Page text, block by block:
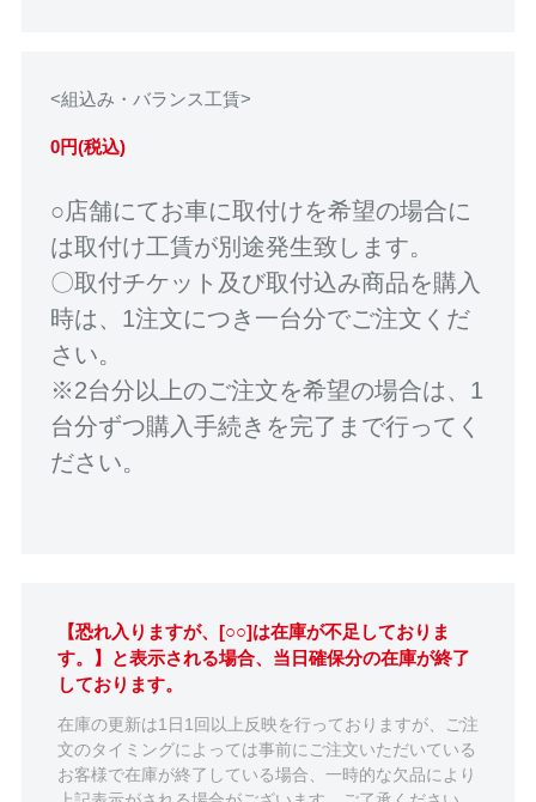
<組込み・バランス工賃>
0円(税込)
○店舗にてお車に取付けを希望の場合に
は取付け工賃が別途発生致します。
〇取付チケット及び取付込み商品を購入
時は、1注文につき一台分でご注文くだ
さい。
※2台分以上のご注文を希望の場合は、1
台分ずつ購入手続きを完了まで行ってく
ださい。
【恐れ入りますが、[○○]は在庫が不足しておりま
す。】と表示される場合、当日確保分の在庫が終了
しております。
在庫の更新は1日1回以上反映を行っておりますが、ご注
文のタイミングによっては事前にご注文いただいている
お客様で在庫が終了している場合、一時的な欠品により